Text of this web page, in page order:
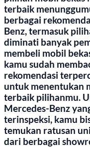
terbaik
berbagai
Benz, termasuk
diminati banyak
membeli mobil
kamu sudah
rekomendasi
untuk menentukan
terbaik pilihanmu.
Mercedes-Benz
terinspeksi, kamu
temukan ratusan
dari berbagai